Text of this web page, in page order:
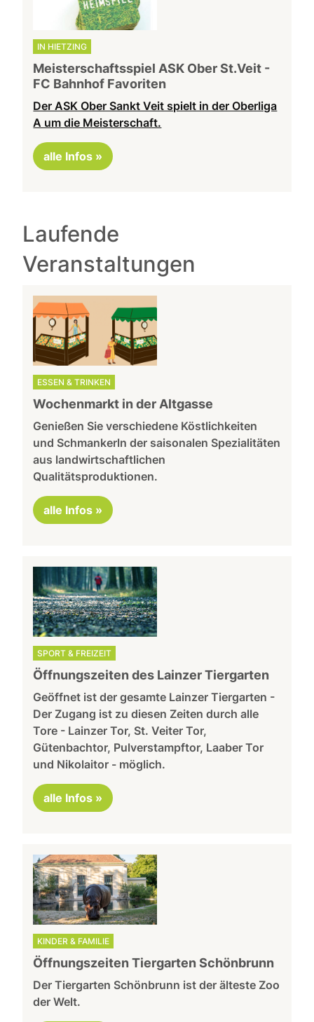
IN HIETZING
Meisterschaftsspiel ASK Ober St.Veit -
FC Bahnhof Favoriten
Der ASK Ober Sankt Veit spielt in der Oberliga
A um die Meisterschaft.
alle Infos »
Laufende
Veranstaltungen
ESSEN & TRINKEN
Wochenmarkt in der Altgasse
Genießen Sie verschiedene Köstlichkeiten
und Schmankerln der saisonalen Spezialitäten
aus landwirtschaftlichen
Qualitätsproduktionen.
alle Infos »
SPORT & FREIZEIT
Öffnungszeiten des Lainzer Tiergarten
Geöffnet ist der gesamte Lainzer Tiergarten -
Der Zugang ist zu diesen Zeiten durch alle
Tore - Lainzer Tor, St. Veiter Tor,
Gütenbachtor, Pulverstampftor, Laaber Tor
und Nikolaitor - möglich.
alle Infos »
KINDER & FAMILIE
Öffnungszeiten Tiergarten Schönbrunn
Der Tiergarten Schönbrunn ist der älteste Zoo
der Welt.